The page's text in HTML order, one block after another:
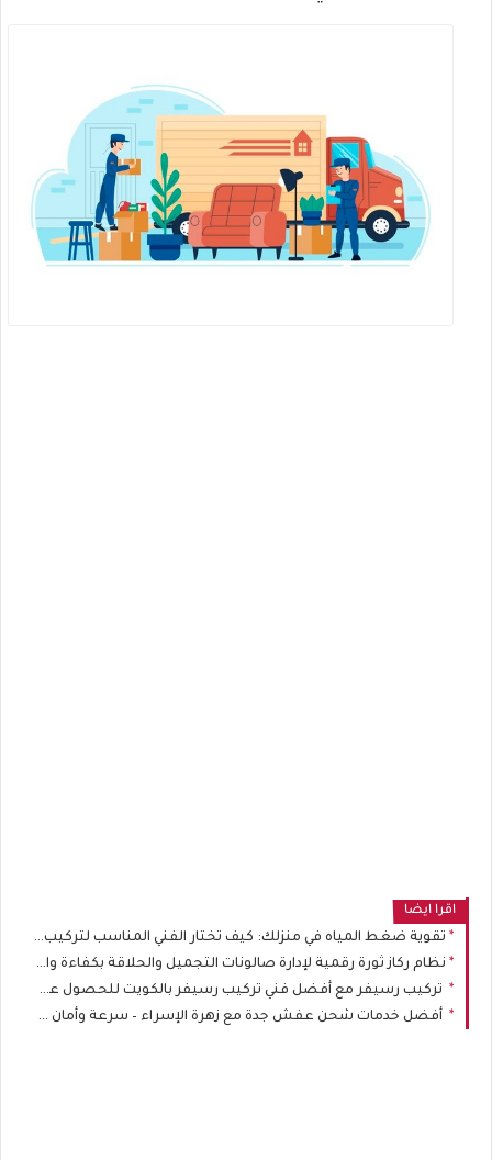
اقرا ايضا
تقوية ضغط المياه في منزلك: كيف تختار الفني المناسب لتركيب وتصليح المضخات؟
نظام ركاز ثورة رقمية لإدارة صالونات التجميل والحلاقة بكفاءة وابتكار
تركيب رسيفر مع أفضل فني تركيب رسيفر بالكويت للحصول على أفضل تجربة
أفضل خدمات شحن عفش جدة مع زهرة الإسراء – سرعة وأمان في النقل